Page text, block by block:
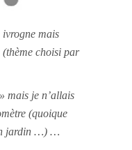
ivrogne mais
choisi par
mais je n’allais
(quoique
jardin …) …